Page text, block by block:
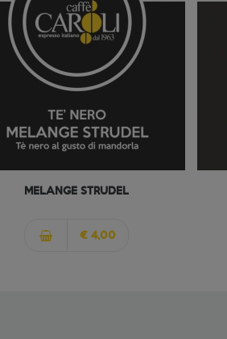
MELANGE STRUDEL
€ 4,00